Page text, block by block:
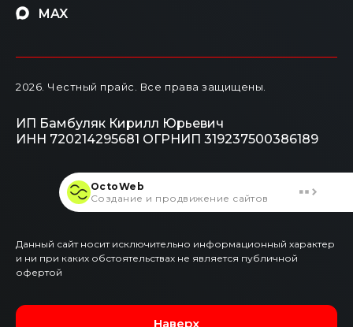
MAX
2026 . Честный прайс. Все права защищены.
ИП Бамбуляк Кирилл Юрьевич
ИНН 720214295681 ОГРНИП 319237500386189
Данный сайт носит исключительно информационный характер
и ни при каких обстоятельствах не является публичной
офертой
Наверх
OctoWeb
Создание и продвижение сайтов